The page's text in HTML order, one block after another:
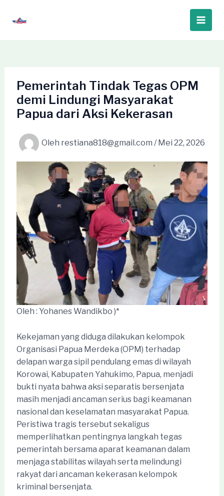
Main
Pemerintah Tindak Tegas OPM
demi Lindungi Masyarakat
Papua dari Aksi Kekerasan
Oleh restiana818@gmail.com / Mei 22, 2026
Oleh : Yohanes Wandikbo )*
Kekejaman yang diduga dilakukan kelompok
Organisasi Papua Merdeka (OPM) terhadap
delapan warga sipil pendulang emas di wilayah
Korowai, Kabupaten Yahukimo, Papua, menjadi
bukti nyata bahwa aksi separatis bersenjata
masih menjadi ancaman serius bagi keamanan
nasional dan keselamatan masyarakat Papua.
Peristiwa tragis tersebut sekaligus
memperlihatkan pentingnya langkah tegas
pemerintah bersama aparat keamanan dalam
menjaga stabilitas wilayah serta melindungi
rakyat dari ancaman kekerasan kelompok
kriminal bersenjata.